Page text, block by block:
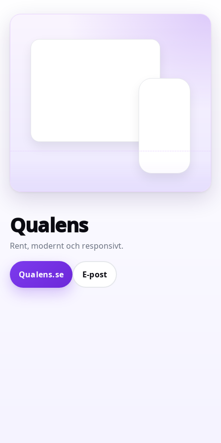
Qualens
Rent, modernt och responsivt.
Qualens.se E‑post